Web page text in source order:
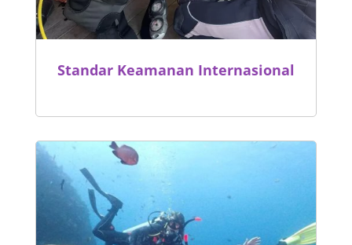
Standar Keamanan Internasional